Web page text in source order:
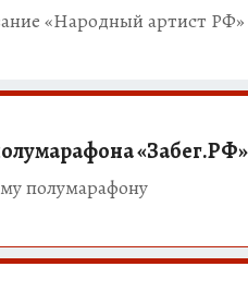
«Народный артист РФ»
«Забег.РФ»
полумарафону